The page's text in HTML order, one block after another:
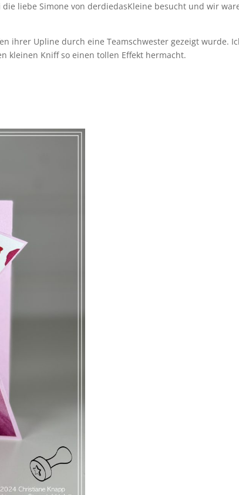
liebe Simone von derdiedasKleine besucht und wir
ihrer Upline durch eine Teamschwester gezeigt wurde.
kleinen Kniff so einen tollen Effekt hermacht.